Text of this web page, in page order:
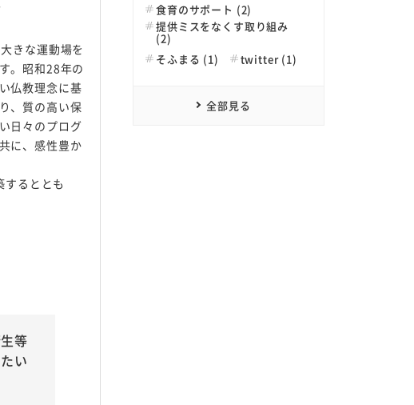
きな運動場を
。昭和28年の
仏教理念に基
、質の高い保
日々のプログ
に、感性豊か
るととも
等
い
食育のサポート (2)
提供ミスをなくす取り組み
(2)
そふまる (1)
twitter (1)
全部見る